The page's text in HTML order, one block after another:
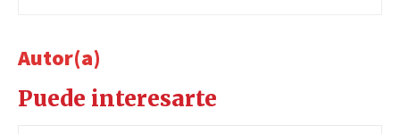
Autor(a)
Puede interesarte